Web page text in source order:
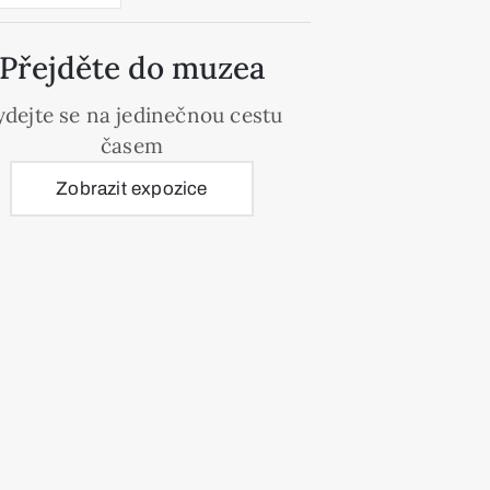
do muzea
se na jedinečnou cestu
časem
Zobrazit expozice